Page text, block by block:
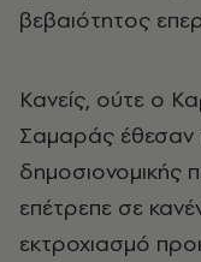
βεβαιότητος
Κανείς, ούτε ο
Σαμαράς έθεσαν
δημοσιονομικής
επέτρεπε σε
εκτροχιασμό